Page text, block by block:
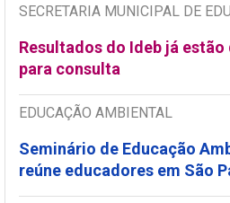
SECRETARIA MUNICIPAL DE
Resultados do Ideb já
para consulta
EDUCAÇÃO AMBIENTAL
Seminário de Educação
reúne educadores em São